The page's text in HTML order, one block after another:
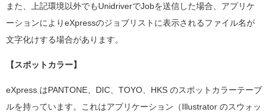
また、上記環境以外でもUnidriverでJobを送信した場合、アプリケ
ーションによりeXpressのジョブリストに表示されるファイル名が
文字化けする場合があります。
【スポットカラー】
eXpress はPANTONE、DIC、TOYO、HKS のスポットカラーテーブ
ルを持っています。これはアプリケーション（Illustrator のスウォッ